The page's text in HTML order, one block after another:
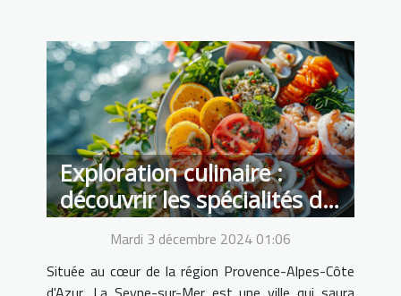
Exploration culinaire :
découvrir les spécialités de
La Seyne-sur-Mer
Mardi 3 décembre 2024 01:06
Située au cœur de la région Provence-Alpes-Côte